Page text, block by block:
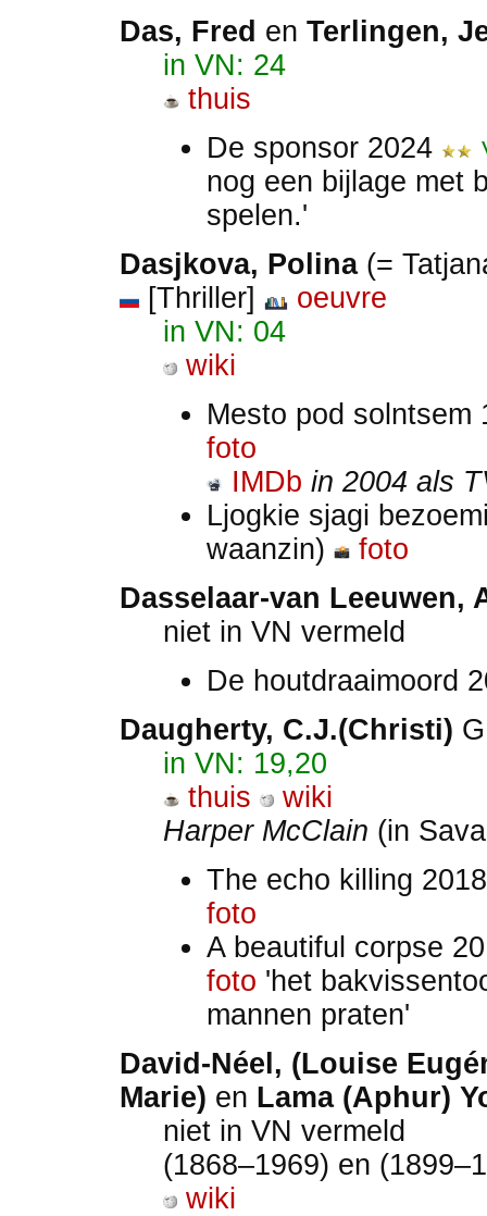
Das, Fred en Terlingen,
in VN: 24
thuis
De sponsor 2024
nog een bijlage met
spelen.'
Dasjkova, Polina(=
[Thriller]
oeuvre
in VN: 04
wiki
Mesto pod solntsem
foto
IMDb in 2004 als
Ljogkie sjagi
waanzin)
foto
Dasselaar-van Leeuwen,
niet in VN vermeld
De houtdraaimoord
Daugherty, C.J.(Christi)
in VN: 19,20
thuis
wiki
Harper McClain (in
The echo killing
foto
A beautiful corpse
foto 'het
mannen praten'
David-Néel, (Louise
Marie) en Lama (Aphur)
niet in VN vermeld
(1868–1969) en
wiki